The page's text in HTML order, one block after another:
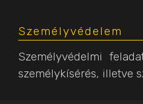
Személyvédelem
Személyvédelmi
személykísérés, illetve